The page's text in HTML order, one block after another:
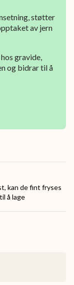
støtter
av jern
gravide,
og bidrar til å
kan de fint fryses
å lage